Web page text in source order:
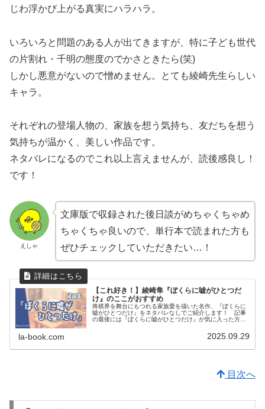
じわ浮かび上がる真実にハラハラ。
いろいろと問題のある人が出てきますが、特に子ども世代
の片割れ・千明の態度のでかさときたら(笑)
しかし悪意がないので憎めません。とても綾崎先生らしい
キャラ。
それぞれの登場人物の、家族を想う気持ち、友だちを想う
気持ちが温かく、美しい作品です。
ネタバレになるのでこれ以上言えませんが、読後感良し！
です！
えしゃ
文庫版で収録された後日談がめちゃくちゃめ
ちゃくちゃ良いので、単行本で読まれた方も
ぜひチェックしていただきたい…！
【これ好き！】綾崎隼『ぼくらに嘘がひとつだ
け』のここがおすすめ
将棋界を舞台にもつれる家族愛を描いた名作、『ぼくらに
嘘がひとつだけ』をネタバレなしでご紹介します！ 記事
の最後には『ぼくらに嘘がひとつだけ』が気に入った方に
la-book.com 2025.09.29
目次へ